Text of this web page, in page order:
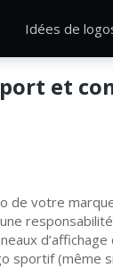
Idées de
et
de votre
sportif (même